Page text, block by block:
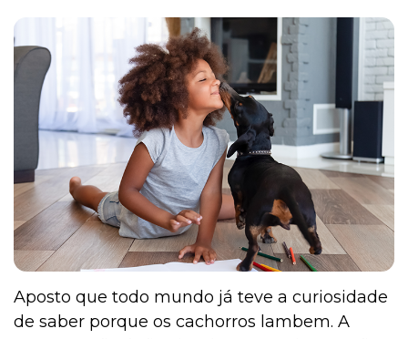
Filhotes
Higiene
Saúde
Aposto que todo mundo já teve a curiosidade
de saber porque os cachorros lambem. A